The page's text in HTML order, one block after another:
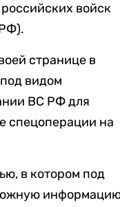
войск
странице в
видом
ВС РФ для
спецоперации на
в котором под